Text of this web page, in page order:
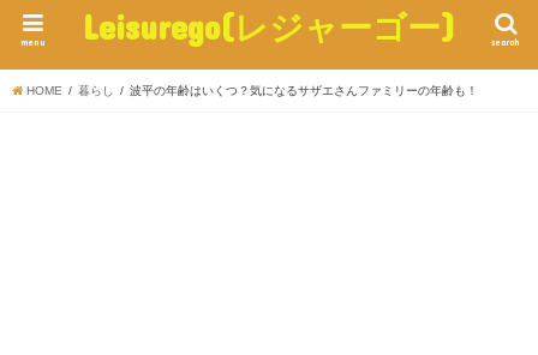
Leisurego(レジャーゴー) search
menu
HOME 暮らし 波平の年齢はいくつ？気になるサザエさんファミリーの年齢も！